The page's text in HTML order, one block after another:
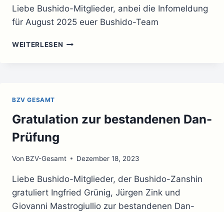
Liebe Bushido-Mitglieder, anbei die Infomeldung
für August 2025 euer Bushido-Team
WEITERLESEN INFOMELDUNG
BZV GESAMT
Gratulation zur bestandenen Dan-
Prüfung
Von BZV-Gesamt Dezember 18, 2023
Liebe Bushido-Mitglieder, der Bushido-Zanshin
gratuliert Ingfried Grünig, Jürgen Zink und
Giovanni Mastrogiullio zur bestandenen Dan-